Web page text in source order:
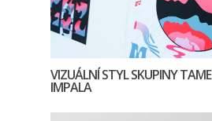
VIZUÁLNÍ STYL SKUPINY TAME
IMPALA